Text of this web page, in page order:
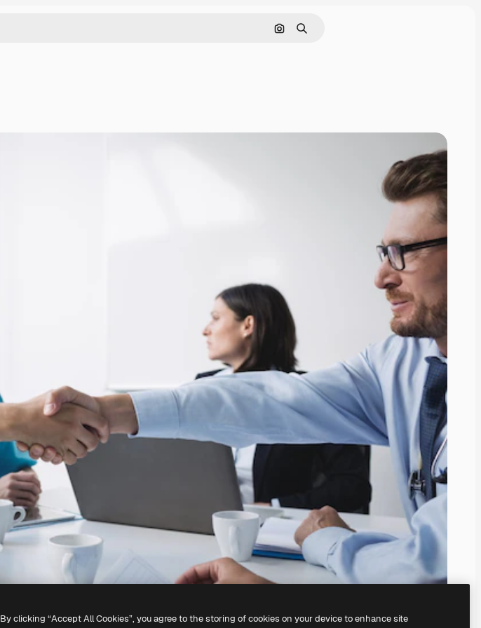
Cerca per immagine
Ricerca
By clicking “Accept All Cookies”, you agree to the storing of cookies on your device to enhance site